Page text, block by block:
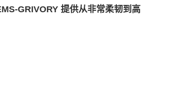
GRIVORY 提供从非常柔韧到高